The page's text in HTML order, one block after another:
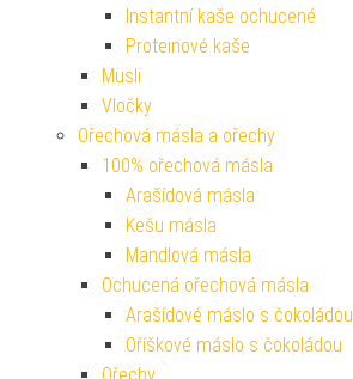
Instantní kaše ochucené
Proteinové kaše
Müsli
Vločky
Ořechová másla a ořechy
100% ořechová másla
Arašídová másla
Kešu másla
Mandlová másla
Ochucená ořechová másla
Arašídové máslo s čokoládou
Oříškové máslo s čokoládou